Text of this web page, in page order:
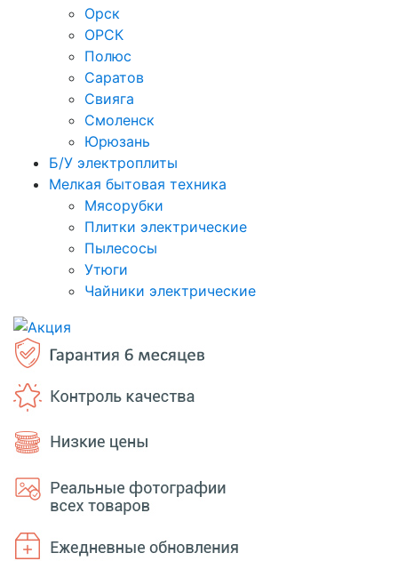
Орск
ОРСК
Полюс
Саратов
Свияга
Смоленск
Юрюзань
Б/У электроплиты
Мелкая бытовая техника
Мясорубки
Плитки электрические
Пылесосы
Утюги
Чайники электрические